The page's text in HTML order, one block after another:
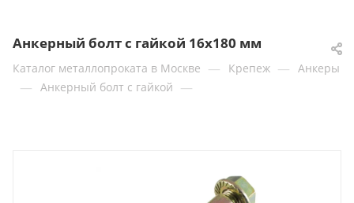
Анкерный болт с гайкой 16x180 мм
Каталог металлопроката в Москве — Крепеж — Анкеры
— Анкерный болт с гайкой —